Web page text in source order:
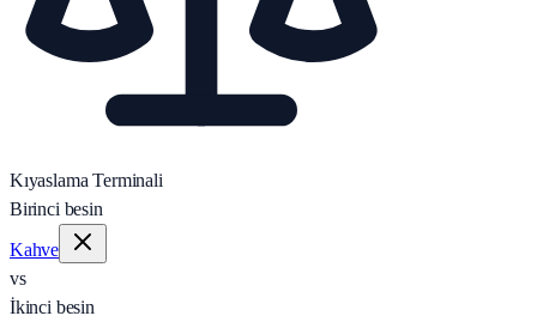
Kıyaslama Terminali
Birinci besin
Kahve
vs
İkinci besin